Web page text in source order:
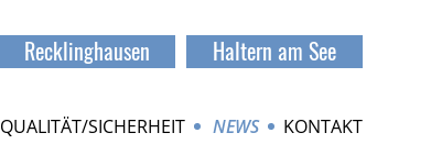
Recklinghausen Haltern am See
QUALITÄT/SICHERHEIT NEWS KONTAKT